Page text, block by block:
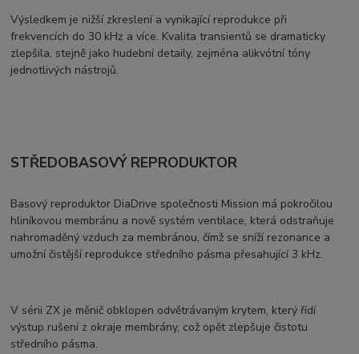
Výsledkem je nižší zkreslení a vynikající reprodukce při
frekvencích do 30 kHz a více. Kvalita transientů se dramaticky
zlepšila, stejně jako hudební detaily, zejména alikvótní tóny
jednotlivých nástrojů.
STŘEDOBASOVÝ REPRODUKTOR
Basový reproduktor DiaDrive společnosti Mission má pokročilou
hliníkovou membránu a nově systém ventilace, která odstraňuje
nahromaděný vzduch za membránou, čímž se sníží rezonance a
umožní čistější reprodukce středního pásma přesahující 3 kHz.
V sérii ZX je měnič obklopen odvětrávaným krytem, který řídí
výstup rušení z okraje membrány, což opět zlepšuje čistotu
středního pásma.